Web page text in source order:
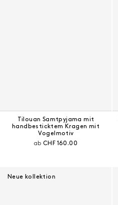
Tilouan Samtpyjama mit
handbesticktem Kragen mit
Vogelmotiv
abAktueller Preis:
CHF 160.00
Neue kollektion